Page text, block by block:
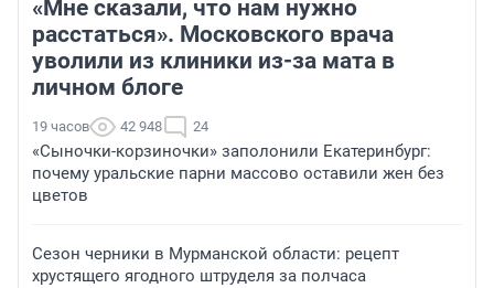
«Мне сказали, что нам нужно
расстаться». Московского врача
уволили из клиники из-за мата в
личном блоге
19 часов 42 948 24
«Сыночки-корзиночки» заполонили Екатеринбург:
почему уральские парни массово оставили жен без
цветов
Сезон черники в Мурманской области: рецепт
хрустящего ягодного штруделя за полчаса